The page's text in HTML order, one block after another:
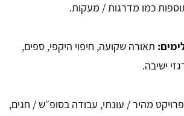
כמו מדרגות / מעקות.
תאורה שקועה, חיפוי היקפי, ספים,
ישיבה.
פרויקט מהיר / עונתי, עבודה בסופ״ש / חגים,